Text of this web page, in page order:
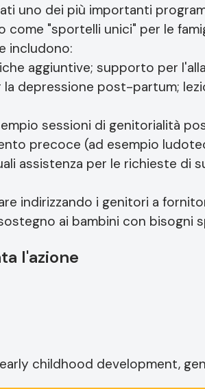
uno dei più importanti
come "sportelli unici" per le
includono:
aggiuntive; supporto per
depressione post-partum;
sessioni di genitorialità
precoce (ad esempio
assistenza per le richieste di
indirizzando i genitori a
ai bambini con bisogni
l'azione
childhood development,